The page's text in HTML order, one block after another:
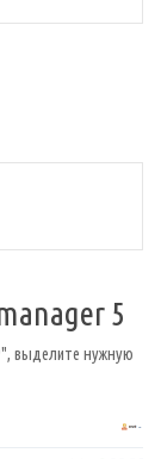
5
выделите нужную